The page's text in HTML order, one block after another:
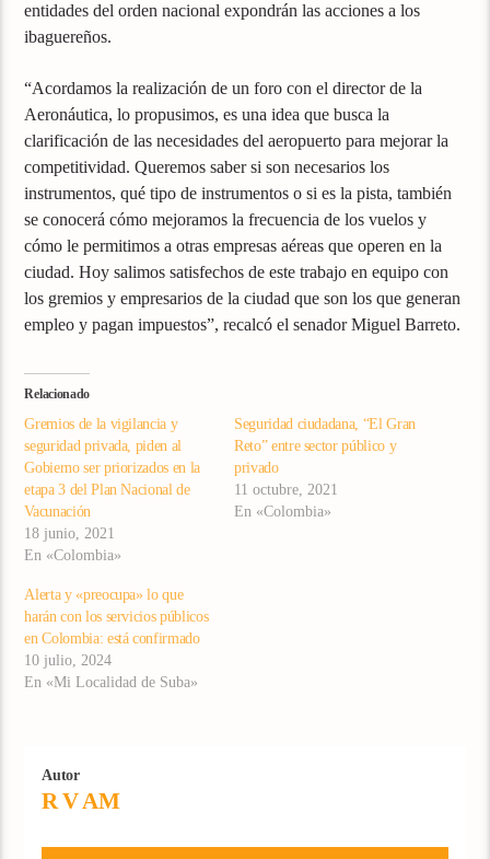
entidades del orden nacional expondrán las acciones a los
ibaguereños.
“Acordamos la realización de un foro con el director de la
Aeronáutica, lo propusimos, es una idea que busca la
clarificación de las necesidades del aeropuerto para mejorar la
competitividad. Queremos saber si son necesarios los
instrumentos, qué tipo de instrumentos o si es la pista, también
se conocerá cómo mejoramos la frecuencia de los vuelos y
cómo le permitimos a otras empresas aéreas que operen en la
ciudad. Hoy salimos satisfechos de este trabajo en equipo con
los gremios y empresarios de la ciudad que son los que generan
empleo y pagan impuestos”, recalcó el senador Miguel Barreto.
Relacionado
Gremios de la vigilancia y
seguridad privada, piden al
Gobierno ser priorizados en la
etapa 3 del Plan Nacional de
Vacunación
18 junio, 2021
En «Colombia»
Seguridad ciudadana, “El Gran
Reto” entre sector público y
privado
11 octubre, 2021
En «Colombia»
Alerta y «preocupa» lo que
harán con los servicios públicos
en Colombia: está confirmado
10 julio, 2024
En «Mi Localidad de Suba»
Autor
R V AM